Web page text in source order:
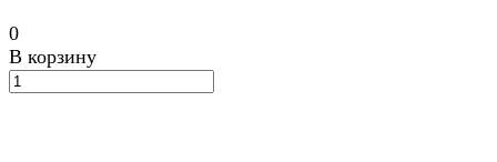
0
В корзину